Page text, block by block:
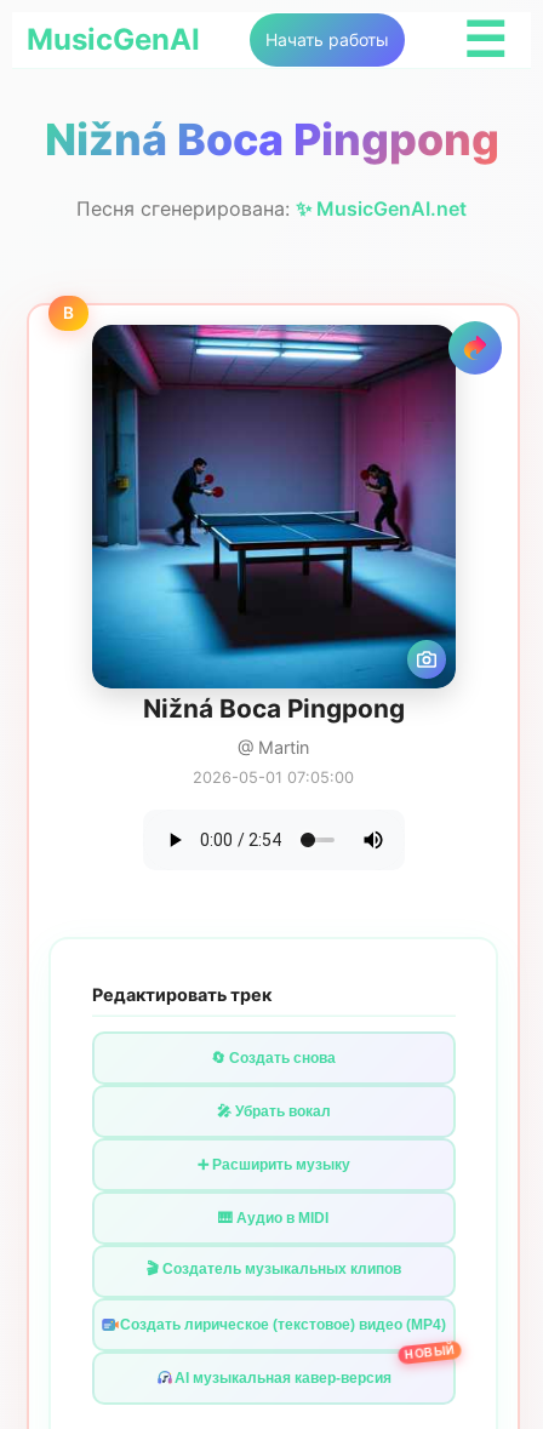
MusicGenAI Начать работы
☰
Nižná Boca Pingpong
Песня сгенерирована: ✨ MusicGenAI.net
B
Nižná Boca Pingpong
@ Martin
2026-05-01 07:05:00
Редактировать трек
🔄 Создать снова
🎤 Убрать вокал
➕ Расширить музыку
🎹 Аудио в MIDI
🎬 Создатель музыкальных клипов
Создать лирическое (текстовое) видео (MP4)
AI музыкальная кавер-версия
НОВЫЙ